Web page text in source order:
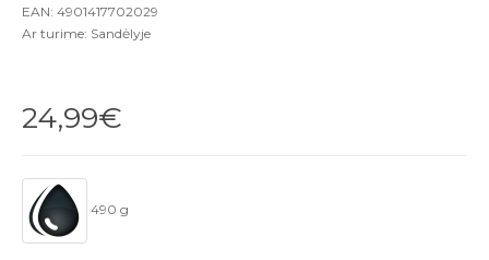
EAN: 4901417702029
Ar turime: Sandėlyje
24,99€
490 g